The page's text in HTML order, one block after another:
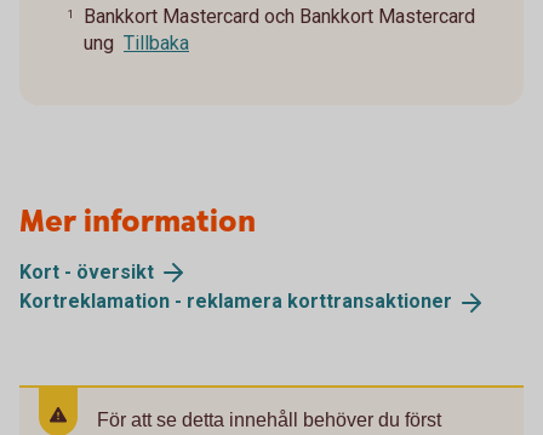
1
Bankkort Mastercard och Bankkort Mastercard
ung Tillbaka
Mer information
Kort - översikt
Kortreklamation - reklamera korttransaktioner
För att se detta innehåll behöver du först